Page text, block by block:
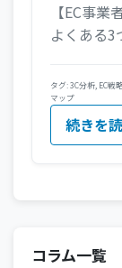
【EC事
よくある3
タグ:3C分析, EC戦
マップ
続きを
コラム一覧